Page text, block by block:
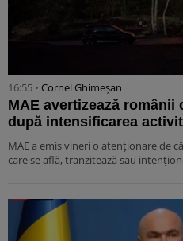
16:55 • Cornel Ghimeșan
MAE avertizează
după intensificarea
MAE a emis vineri o atenționare de
care se află, tranzitează sau